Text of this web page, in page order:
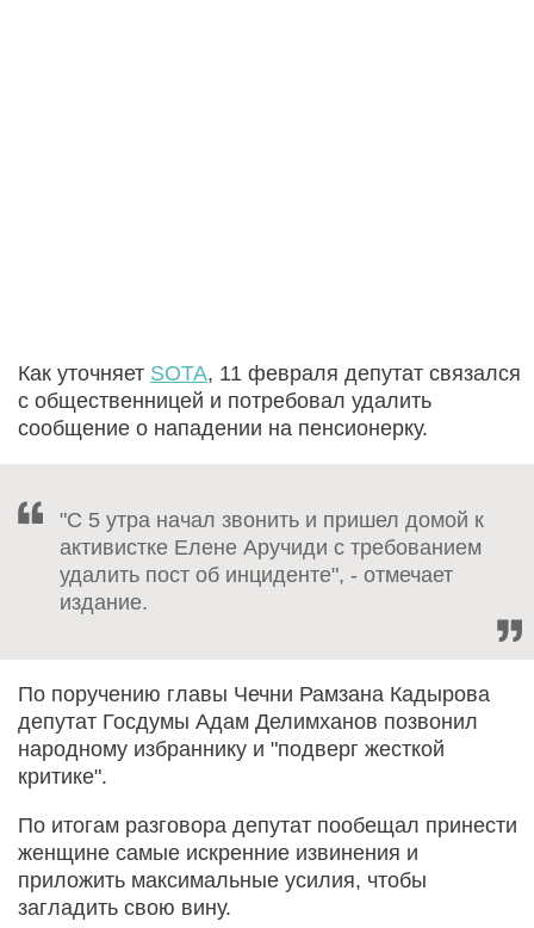
Как уточняет SOTA, 11 февраля депутат связался
с общественницей и потребовал удалить
сообщение о нападении на пенсионерку.
"С 5 утра начал звонить и пришел домой к
активистке Елене Аручиди с требованием
удалить пост об инциденте", - отмечает
издание.
По поручению главы Чечни Рамзана Кадырова
депутат Госдумы Адам Делимханов позвонил
народному избраннику и "подверг жесткой
критике".
По итогам разговора депутат пообещал принести
женщине самые искренние извинения и
приложить максимальные усилия, чтобы
загладить свою вину.